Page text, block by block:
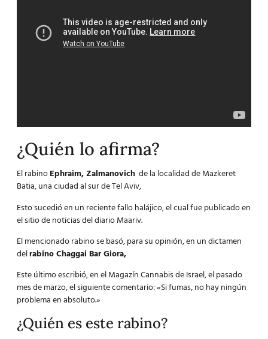
¿Quién lo afirma?
El rabinoEphraim, Zalmanovich de la localidad de Mazkeret
Batia, una ciudad al sur de Tel Aviv,
Esto sucedió en un reciente fallo halájico, el cual fue publicado en
el sitio de noticias del diario Maariv.
El mencionado rabino se basó, para su opinión, en un dictamen
delrabino Chaggai Bar Giora,
Este último escribió, en el Magazín Cannabis de Israel, el pasado
mes de marzo, el siguiente comentario: «Si fumas, no hay ningún
problema en absoluto.»
¿Quién es este rabino?